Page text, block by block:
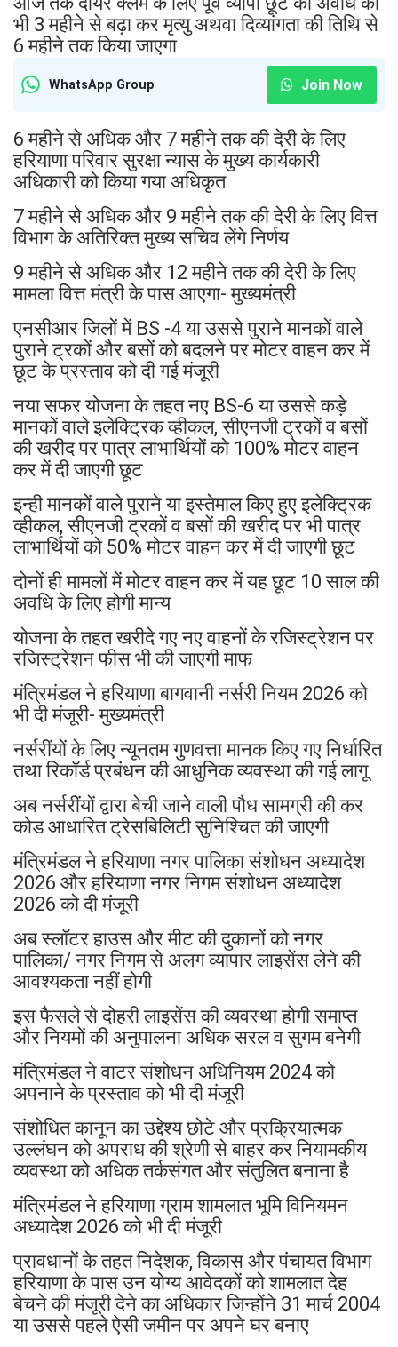
भी 3 महीने से बढ़ा कर मृत्यु अथवा दिव्यांगता की तिथि से
6 महीने तक किया जाएगा
WhatsApp Group Join Now
6 महीने से अधिक और 7 महीने तक की देरी के लिए
हरियाणा परिवार सुरक्षा न्यास के मुख्य कार्यकारी
अधिकारी को किया गया अधिकृत
7 महीने से अधिक और 9 महीने तक की देरी के लिए वित्त
विभाग के अतिरिक्त मुख्य सचिव लेंगे निर्णय
9 महीने से अधिक और 12 महीने तक की देरी के लिए
मामला वित्त मंत्री के पास आएगा- मुख्यमंत्री
एनसीआर जिलों में BS -4 या उससे पुराने मानकों वाले
पुराने ट्रकों और बसों को बदलने पर मोटर वाहन कर में
छूट के प्रस्ताव को दी गई मंजूरी
नया सफर योजना के तहत नए BS-6 या उससे कड़े
मानकों वाले इलेक्ट्रिक व्हीकल, सीएनजी ट्रकों व बसों
की खरीद पर पात्र लाभार्थियों को 100% मोटर वाहन
कर में दी जाएगी छूट
इन्ही मानकों वाले पुराने या इस्तेमाल किए हुए इलेक्ट्रिक
व्हीकल, सीएनजी ट्रकों व बसों की खरीद पर भी पात्र
लाभार्थियों को 50% मोटर वाहन कर में दी जाएगी छूट
दोनों ही मामलों में मोटर वाहन कर में यह छूट 10 साल की
अवधि के लिए होगी मान्य
योजना के तहत खरीदे गए नए वाहनों के रजिस्ट्रेशन पर
रजिस्ट्रेशन फीस भी की जाएगी माफ
मंत्रिमंडल ने हरियाणा बागवानी नर्सरी नियम 2026 को
भी दी मंजूरी- मुख्यमंत्री
नर्सरींयों के लिए न्यूनतम गुणवत्ता मानक किए गए निर्धारित
तथा रिकॉर्ड प्रबंधन की आधुनिक व्यवस्था की गई लागू
अब नर्सरींयों द्वारा बेची जाने वाली पौध सामग्री की कर
कोड आधारित ट्रेसबिलिटी सुनिश्चित की जाएगी
मंत्रिमंडल ने हरियाणा नगर पालिका संशोधन अध्यादेश
2026 और हरियाणा नगर निगम संशोधन अध्यादेश
2026 को दी मंजूरी
अब स्लॉटर हाउस और मीट की दुकानों को नगर
पालिका/ नगर निगम से अलग व्यापार लाइसेंस लेने की
आवश्यकता नहीं होगी
इस फैसले से दोहरी लाइसेंस की व्यवस्था होगी समाप्त
और नियमों की अनुपालना अधिक सरल व सुगम बनेगी
मंत्रिमंडल ने वाटर संशोधन अधिनियम 2024 को
अपनाने के प्रस्ताव को भी दी मंजूरी
संशोधित कानून का उद्देश्य छोटे और प्रक्रियात्मक
उल्लंघन को अपराध की श्रेणी से बाहर कर नियामकीय
व्यवस्था को अधिक तर्कसंगत और संतुलित बनाना है
मंत्रिमंडल ने हरियाणा ग्राम शामलात भूमि विनियमन
अध्यादेश 2026 को भी दी मंजूरी
प्रावधानों के तहत निदेशक, विकास और पंचायत विभाग
हरियाणा के पास उन योग्य आवेदकों को शामलात देह
बेचने की मंजूरी देने का अधिकार जिन्होंने 31 मार्च 2004
या उससे पहले ऐसी जमीन पर अपने घर बनाए